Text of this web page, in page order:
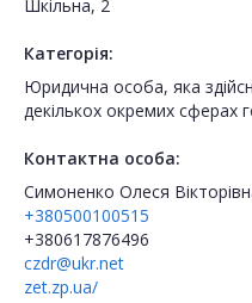
Шкільна, 2
Категорія:
Юридична особа, яка
декількох окремих сферах
Контактна особа:
Симоненко Олеся
+380500100515
+380617876496
czdr@ukr.net
zet.zp.ua/